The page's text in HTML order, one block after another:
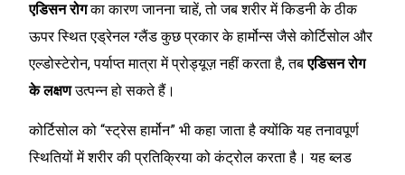
एडिसन रोगका कारण जानना चाहें, तो जब शरीर में किडनी के ठीक
ऊपर स्थित एड्रेनल ग्लैंड कुछ प्रकार के हार्मोन्स जैसे कोर्टिसोल और
एल्डोस्टेरोन, पर्याप्त मात्रा में प्रोड्यूज़ नहीं करता है, तबएडिसन रोग
के लक्षणउत्पन्न हो सकते हैं।
कोर्टिसोल को “स्ट्रेस हार्मोन” भी कहा जाता है क्योंकि यह तनावपूर्ण
स्थितियों में शरीर की प्रतिक्रिया को कंट्रोल करता है। यह ब्लड